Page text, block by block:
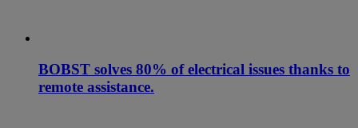
BOBST solves 80% of electrical issues thanks to
remote assistance.